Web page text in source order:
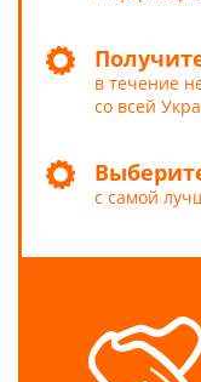
в течение
со всей
с самой